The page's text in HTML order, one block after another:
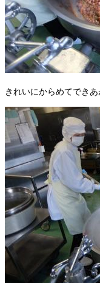
きれいにからめてできあ